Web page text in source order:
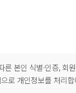
본인 식별·인증,
로 개인정보를 처리